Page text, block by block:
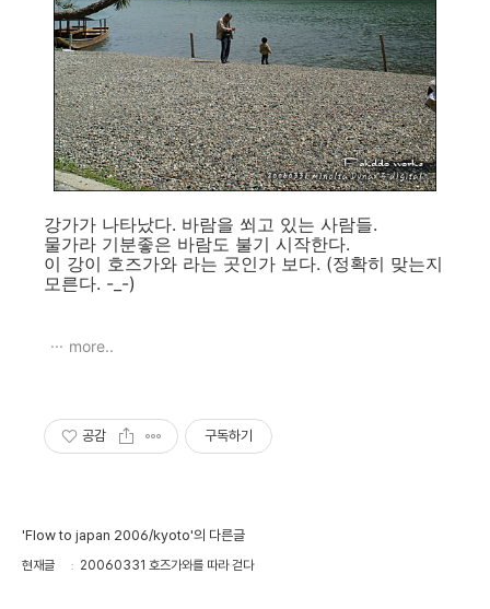
강가가 나타났다. 바람을 쐬고 있는 사람들.
물가라 기분좋은 바람도 불기 시작한다.
이 강이 호즈가와 라는 곳인가 보다. (정확히 맞는지
모른다. -_-)
more..
공감 구독하기
'Flow to japan 2006/kyoto'의 다른글
현재글 20060331 호즈가와를 따라 걷다